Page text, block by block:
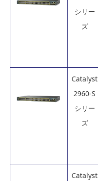
シリー
ズ
Catalyst
2960-S
シリー
ズ
Catalyst